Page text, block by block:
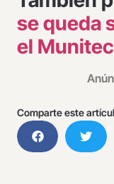
se queda
el
Comparte este